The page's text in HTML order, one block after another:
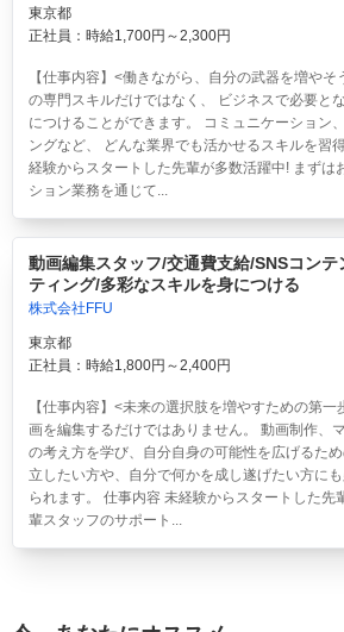
東京都
正社員：時給1,700円～2,300円
【仕事内容】<働きながら、自分の武器を増や
の専門スキルだけではなく、 ビジネスで必要と
につけることができます。 コミュニケーション
ングなど、 どんな業界でも活かせるスキルを習
経験からスタートした先輩が多数活躍中! まずは
ション業務を通じて...
動画編集スタッフ/交通費支給/SNSコンテ
ティング/多彩なスキルを身につける
株式会社FFU
東京都
正社員：時給1,800円～2,400円
【仕事内容】<未来の選択肢を増やすための第
画を編集するだけではありません。 動画制作、
の考え方を学び、自分自身の可能性を広げるた
立したい方や、自分で何かを成し遂げたい方に
られます。 仕事内容 未経験からスタートした先
輩スタッフのサポート...